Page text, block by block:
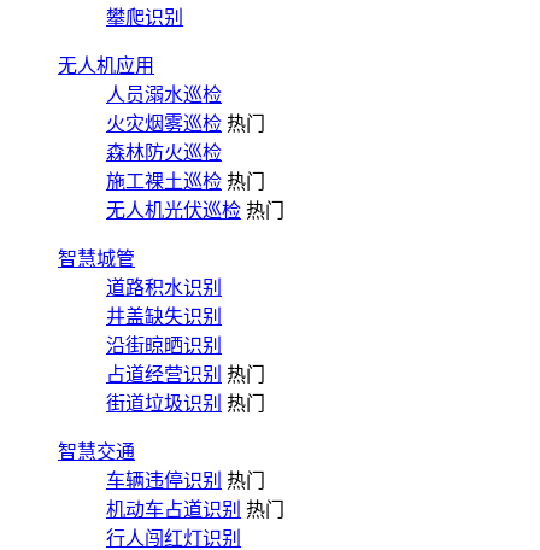
攀爬识别
无人机应用
人员溺水巡检
火灾烟雾巡检 热门
森林防火巡检
施工裸土巡检 热门
无人机光伏巡检 热门
智慧城管
道路积水识别
井盖缺失识别
沿街晾晒识别
占道经营识别 热门
街道垃圾识别 热门
智慧交通
车辆违停识别 热门
机动车占道识别 热门
行人闯红灯识别